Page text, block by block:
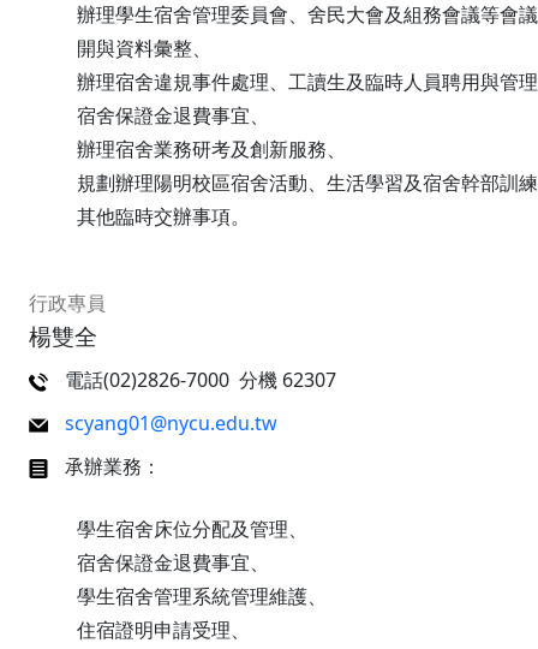
辦理學生宿舍管理委員會、舍民大會及組務會議等會
開與資料彙整、
辦理宿舍違規事件處理、工讀生及臨時人員聘用與管
宿舍保證金退費事宜、
辦理宿舍業務研考及創新服務、
規劃辦理陽明校區宿舍活動、生活學習及宿舍幹部訓
其他臨時交辦事項。
行政專員
楊雙全
電話(02)2826-7000 分機 62307
scyang01@nycu.edu.tw
承辦業務：
學生宿舍床位分配及管理、
宿舍保證金退費事宜、
學生宿舍管理系統管理維護、
住宿證明申請受理、